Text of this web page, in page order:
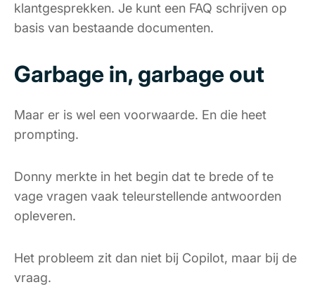
klantgesprekken. Je kunt een FAQ schrijven op
basis van bestaande documenten.
Garbage in, garbage out
Maar er is wel een voorwaarde. En die heet
prompting.
Donny merkte in het begin dat te brede of te
vage vragen vaak teleurstellende antwoorden
opleveren.
Het probleem zit dan niet bij Copilot, maar bij de
vraag.